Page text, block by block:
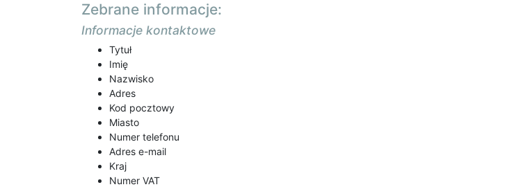
Zebrane informacje:
Informacje kontaktowe
Tytuł
Imię
Nazwisko
Adres
Kod pocztowy
Miasto
Numer telefonu
Adres e-mail
Kraj
Numer VAT